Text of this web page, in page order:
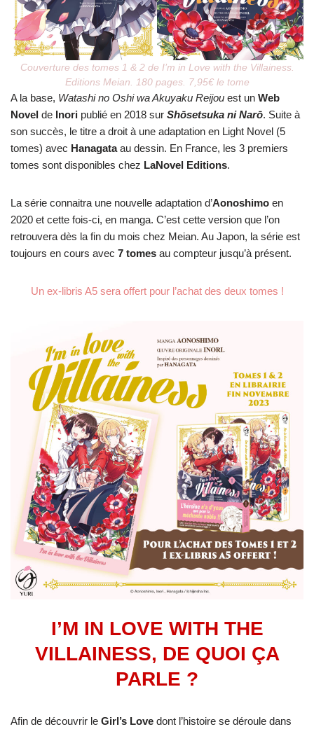
Couverture des tomes 1 & 2 de I’m in Love with the Villainess.
Editions Meian. 180 pages. 7,95€ le tome
A la base, Watashi no Oshi wa Akuyaku Reijou est un Web
Novel de Inori publié en 2018 sur Shōsetsuka ni Narō. Suite à
son succès, le titre a droit à une adaptation en Light Novel (5
tomes) avec Hanagataau dessin. En France, les 3 premiers
tomes sont disponibles chez LaNovel Editions.
La série connaitra une nouvelle adaptation d’Aonoshimo en
2020 et cette fois-ci, en manga. C’est cette version que l’on
retrouvera dès la fin du mois chez Meian. Au Japon, la série est
toujours en cours avec 7 tomes au compteur jusqu’à présent.
Un ex-libris A5 sera offert pour l’achat des deux tomes !
I’M IN LOVE WITH THE
VILLAINESS, DE QUOI ÇA
PARLE ?
Afin de découvrir le Girl’s Love dont l’histoire se déroule dans